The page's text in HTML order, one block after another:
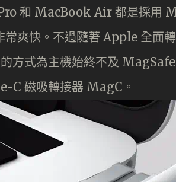
和 MacBook Air 都是採用
常爽快。不過隨著 Apple 全面
方式為主機始終不及
C 磁吸轉接器 MagC。